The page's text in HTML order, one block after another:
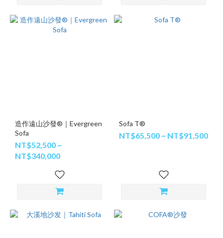
造作遠山沙發®｜Evergreen
Sofa
NT$52,500 ~
NT$340,000
Sofa T®
NT$65,500 ~ NT$91,500